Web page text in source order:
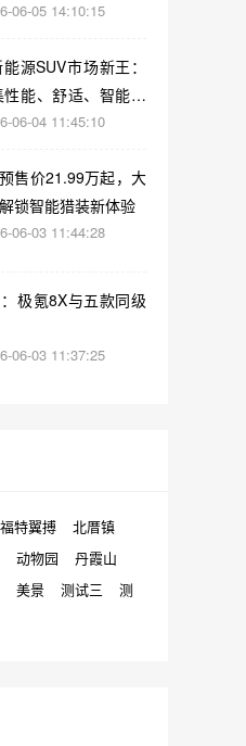
06-05 14:10:15
源SUV市场新王：
能、舒适、智能于
06-04 11:45:10
售价21.99万起，大
锁智能猎装新体验
06-03 11:44:28
极氪8X与五款同级
06-03 11:37:25
福特翼搏
北厝镇
动物园
丹霞山
美景 测试三
测